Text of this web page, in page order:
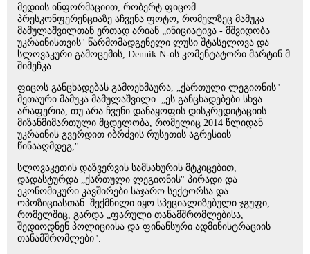
მედიის ინფორმაციით, რობერტ ფიცომ
პრესკონფერენციაზე აჩვენა ფოტო, რომელზეც მამუკა
მამულაშვილთან ერთად არიან „ინიციატივა - მშვიდობა
უკრაინისთვის" წარმომადგენელი ლუსი შტასელოვა და
სლოვაკური გამოცემის, Denník N-ის კომენტატორი მარტინ მ.
შიმეჩკა.
ფიცოს განცხადებას გამოეხმაურა, „ქართული ლეგიონის"
მეთაური მამუკა მამულაშვილი: „ეს განცხადებები სხვა
არაფერია, თუ არა ჩვენი დანაყოფის დისკრედიტაციის
მიზანმიმართული მცდელობა, რომელიც 2014 წლიდან
უკრაინის გვერდით იბრძვის რუსეთის აგრესიის
წინააღმდეგ,"
სლოვაკეთის დაზვერვის სამსახურის მტკიცებით,
დადასტურდა „ქართული ლეგიონის" პირადი და
ეკონომიკური კავშირები საჯარო სექტორსა და
ოპოზიციასთან. შექმნილი იყო სპეციალიზებული ჯგუფი,
რომელშიც, გარდა „ფარული თანამშრომლებისა,
შედიოდნენ პოლიციისა და ფინანსური ადმინისტრაციის
თანამშრომლები".